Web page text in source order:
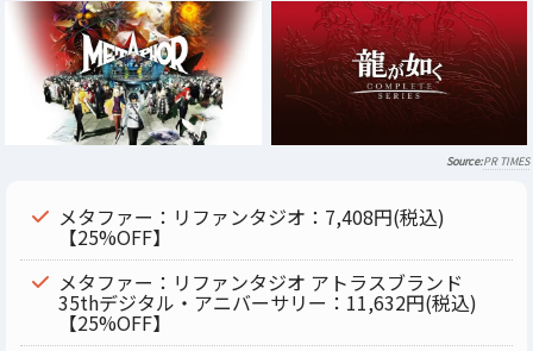
PR TIMES
メタファー：リファンタジオ：7,408円(税込)
【25%OFF】
メタファー：リファンタジオ アトラスブランド
35thデジタル・アニバーサリー：11,632円(税込)
【25%OFF】